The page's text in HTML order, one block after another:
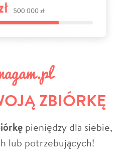
ZBIÓRKĘ
pieniędzy dla siebie,
lub potrzebujących!